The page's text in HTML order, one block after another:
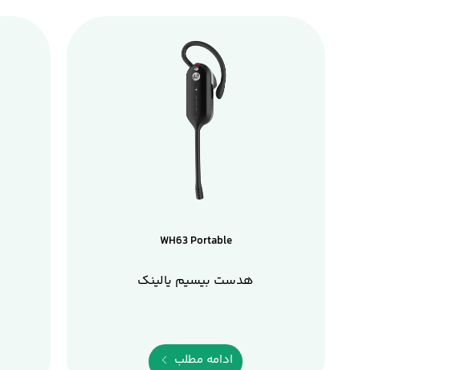
WH63 Portable
هدست بیسیم یالینک
ادامه مطلب